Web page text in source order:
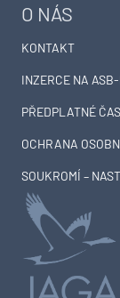
O NÁS
KONTAKT
INZERCE NA
PŘEDPLATNÉ
OCHRANA
SOUKROMÍ –